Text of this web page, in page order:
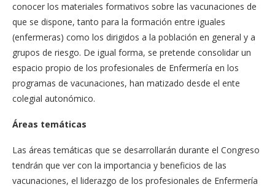
conocer los materiales formativos sobre las vacunaciones de
que se dispone, tanto para la formación entre iguales
(enfermeras) como los dirigidos a la población en general y a
grupos de riesgo. De igual forma, se pretende consolidar un
espacio propio de los profesionales de Enfermería en los
programas de vacunaciones, han matizado desde el ente
colegial autonómico.
Áreas temáticas
Las áreas temáticas que se desarrollarán durante el Congreso
tendrán que ver con la importancia y beneficios de las
vacunaciones, el liderazgo de los profesionales de Enfermería